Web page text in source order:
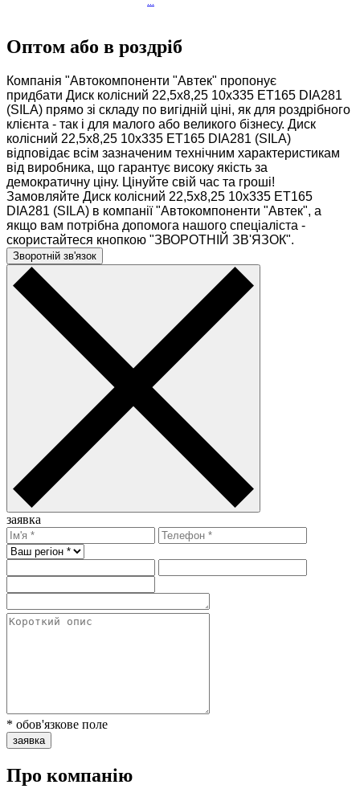
Оптом або в роздріб
Компанія "Автокомпоненти "Автек" пропонує
придбати Диск колісний 22,5х8,25 10х335 ET165 DIA281
(SILA) прямо зі складу по вигідній ціні, як для роздрібного
клієнта - так і для малого або великого бізнесу. Диск
колісний 22,5х8,25 10х335 ET165 DIA281 (SILA)
відповідає всім зазначеним технічним характеристикам
від виробника, що гарантує високу якість за
демократичну ціну. Цінуйте свій час та гроші!
Замовляйте Диск колісний 22,5х8,25 10х335 ET165
DIA281 (SILA) в компанії "Автокомпоненти "Автек", а
якщо вам потрібна допомога нашого спеціаліста -
скористайтеся кнопкою "ЗВОРОТНІЙ ЗВ'ЯЗОК".
Зворотній зв'язок
заявка
* обов'язкове поле
заявка
Про компанію